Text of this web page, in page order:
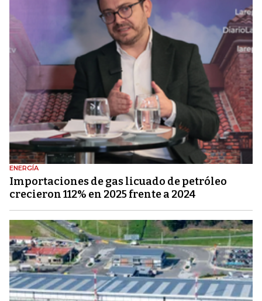
ENERGÍA
Importaciones de gas licuado de petróleo
crecieron 112% en 2025 frente a 2024